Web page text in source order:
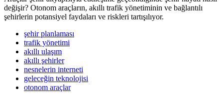
değişir? Otonom araçların, akıllı trafik yönetiminin ve bağlantılı
şehirlerin potansiyel faydaları ve riskleri tartışılıyor.
şehir planlaması
trafik yönetimi
akıllı ulaşım
akıllı şehirler
nesnelerin interneti
geleceğin teknolojisi
otonom araçlar